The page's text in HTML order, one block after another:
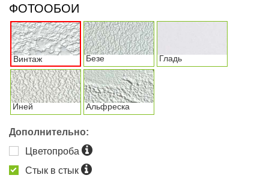
ФОТООБОИ
Винтаж Безе Гладь
Иней Альфреска
Дополнительно:
Цветопроба
Стык в стык